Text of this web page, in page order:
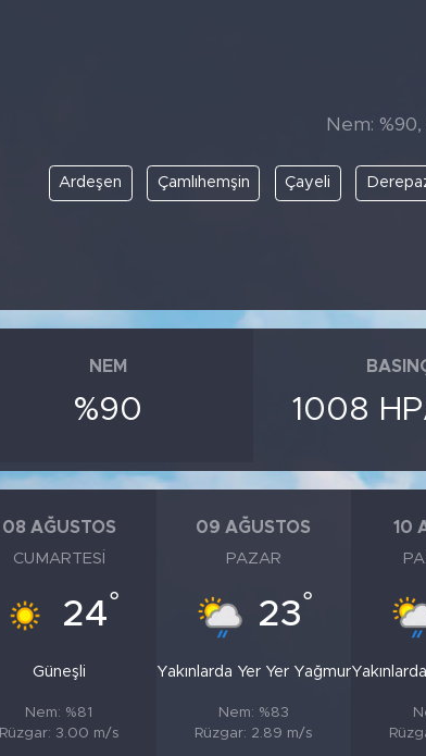
Nem: %90,
Ardeşen Çamlıhemşin Çayeli
NEM
%90 1008
08 AĞUSTOS
CUMARTESI
24°
Güneşli
Nem: %81
Rüzgar: 3.00 m/s
09 AĞUSTOS
PAZAR
23°
Yakınlarda Yer Yer Yağmur
Nem: %83
Rüzgar: 2.89 m/s
10